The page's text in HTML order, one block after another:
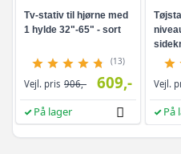
Tv-stativ til hjørne med
1 hylde 32"-65" - sort
(13)
Vejl. pris 906,- 609,-
På lager
brun/
Vejl.
På